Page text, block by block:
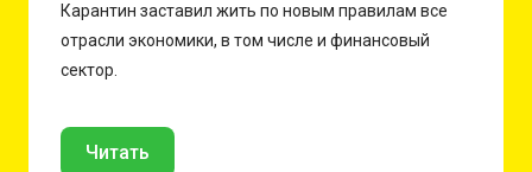
Карантин заставил жить по новым правилам все
отрасли экономики, в том числе и финансовый
сектор.
Читать